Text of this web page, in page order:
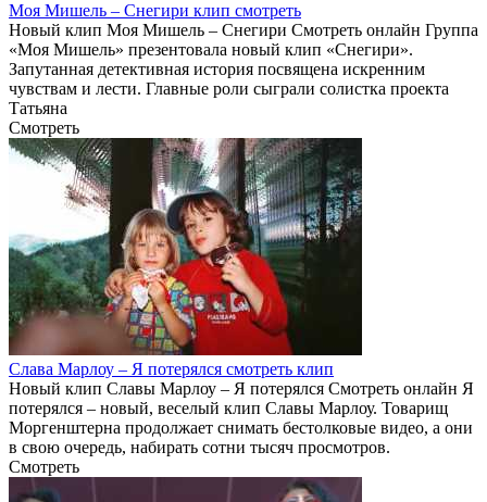
Моя Мишель – Снегири клип смотреть
Новый клип Моя Мишель – Снегири Смотреть онлайн Группа
«Моя Мишель» презентовала новый клип «Снегири».
Запутанная детективная история посвящена искренним
чувствам и лести. Главные роли сыграли солистка проекта
Татьяна
Смотреть
Слава Марлоу – Я потерялся смотреть клип
Новый клип Славы Марлоу – Я потерялся Смотреть онлайн Я
потерялся – новый, веселый клип Славы Марлоу. Товарищ
Моргенштерна продолжает снимать бестолковые видео, а они
в свою очередь, набирать сотни тысяч просмотров.
Смотреть